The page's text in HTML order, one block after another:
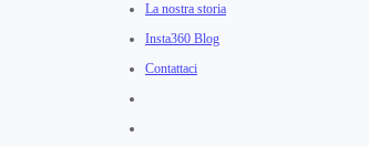
La nostra storia
Insta360 Blog
Contattaci